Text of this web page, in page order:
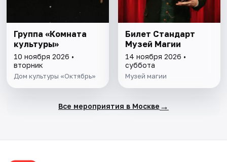
Группа «Комната
культуры»
10 ноября 2026 •
вторник
Дом культуры «Октябрь»
Билет Стандарт
Музей Магии
14 ноября 2026 •
суббота
Музей магии
Все мероприятия в Москве →